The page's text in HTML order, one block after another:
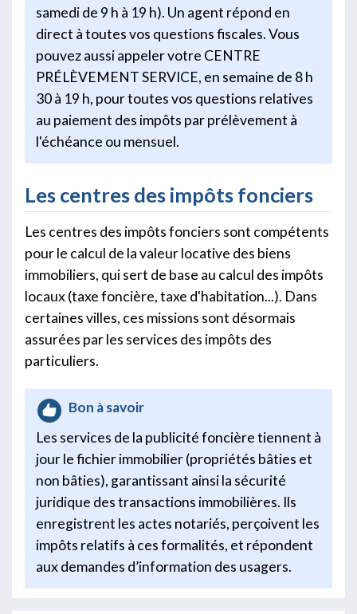
samedi de 9 h à 19 h). Un agent répond en
direct à toutes vos questions fiscales. Vous
pouvez aussi appeler votre CENTRE
PRÉLÈVEMENT SERVICE, en semaine de 8 h
30 à 19 h, pour toutes vos questions relatives
au paiement des impôts par prélèvement à
l'échéance ou mensuel.
Les centres des impôts fonciers
Les centres des impôts fonciers sont compétents
pour le calcul de la valeur locative des biens
immobiliers, qui sert de base au calcul des impôts
locaux (taxe foncière, taxe d'habitation...). Dans
certaines villes, ces missions sont désormais
assurées par les services des impôts des
particuliers.
Bon à savoir
Les services de la publicité foncière tiennent à
jour le fichier immobilier (propriétés bâties et
non bâties), garantissant ainsi la sécurité
juridique des transactions immobilières. Ils
enregistrent les actes notariés, perçoivent les
impôts relatifs à ces formalités, et répondent
aux demandes d’information des usagers.